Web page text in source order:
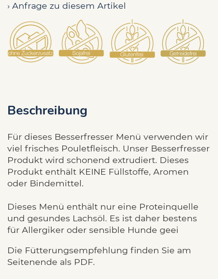
› Anfrage zu diesem Artikel
Beschreibung
Für dieses Besserfresser Menü verwenden wir
viel frisches Pouletfleisch. Unser Besserfresser
Produkt wird schonend extrudiert. Dieses
Produkt enthält KEINE Füllstoffe, Aromen
oder Bindemittel.
Dieses Menü enthält nur eine Proteinquelle
und gesundes Lachsöl. Es ist daher bestens
für Allergiker oder sensible Hunde geei
Die Fütterungsempfehlung finden Sie am
Seitenende als PDF.